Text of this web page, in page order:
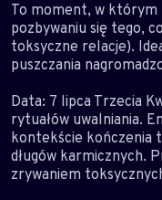
To moment, w którym
pozbywaniu się tego,
toksyczne relacje).
puszczania
Data: 7 lipca Trzecia
rytuałów uwalniania.
kontekście kończenia
długów karmicznych.
zrywaniem